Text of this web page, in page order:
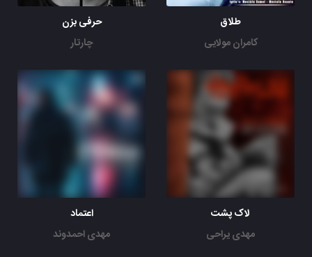
طلاق
کامران مولایی
حرفی بزن
چارتار
لاک پشت
مهدی یراحی
اعتماد
مهدی احمدوند